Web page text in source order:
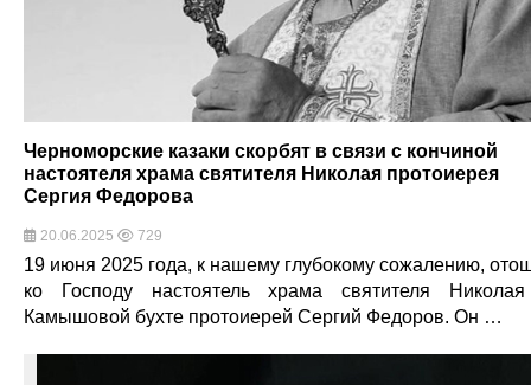
Черноморские казаки скорбят в связи с кончиной
настоятеля храма святителя Николая протоиерея
Сергия Федорова
20.06.2025 729
19 июня 2025 года, к нашему глубокому сожалению,
ко Господу настоятель храма святителя
Камышовой бухте протоиерей Сергий Федоров. Он …